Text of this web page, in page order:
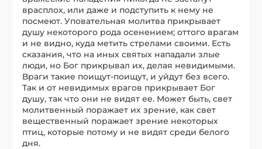
врасплох, или даже и подступить к нему не
посмеют. Уповательная молитва прикрывает
душу некоторого рода осенением; оттого врагам
и не видно, куда метить стрелами своими. Есть
сказания, что на иных святых нападали злые
люди, но Бог прикрывал их, делая невидимыми.
Враги такие поищут-поищут, и уйдут без всего.
Так и от невидимых врагов прикрывает Бог
душу, так что они не видят ее. Может быть, свет
молитвенный поражает их зрение, как свет
вещественный поражает зрение некоторых
птиц, которые потому и не видят среди белого
дня.